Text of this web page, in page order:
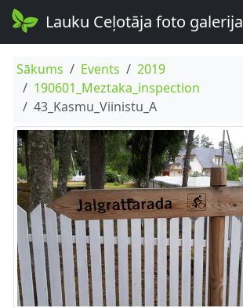
Lauku Ceļotāja foto galerija
Sākums Events
2019
190601_Meztaka_inspection
43_Kasmu_Viinistu_A